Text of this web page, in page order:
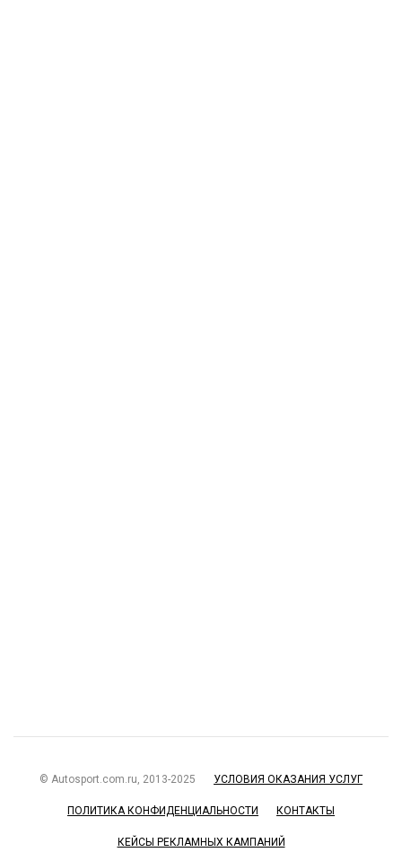
© Autosport.com.ru, 2013-2025 УСЛОВИЯ ОКАЗАНИЯ УСЛУГ
ПОЛИТИКА КОНФИДЕНЦИАЛЬНОСТИ КОНТАКТЫ
КЕЙСЫ РЕКЛАМНЫХ КАМПАНИЙ